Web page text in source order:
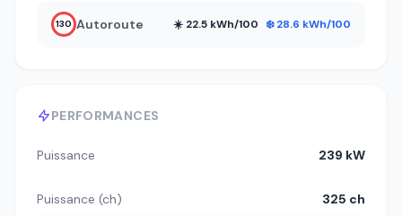
PERFORMANCES
Puissance 239 kW
Puissance (ch) 325 ch
130 Autoroute ☀️ 22.5 kWh/100 ❄️ 28.6 kWh/100